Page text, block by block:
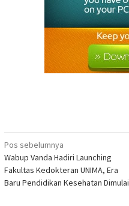
Navigasi
pos
Pos sebelumnya
Wabup Vanda Hadiri Launching
Fakultas Kedokteran UNIMA, Era
Baru Pendidikan Kesehatan Dimulai